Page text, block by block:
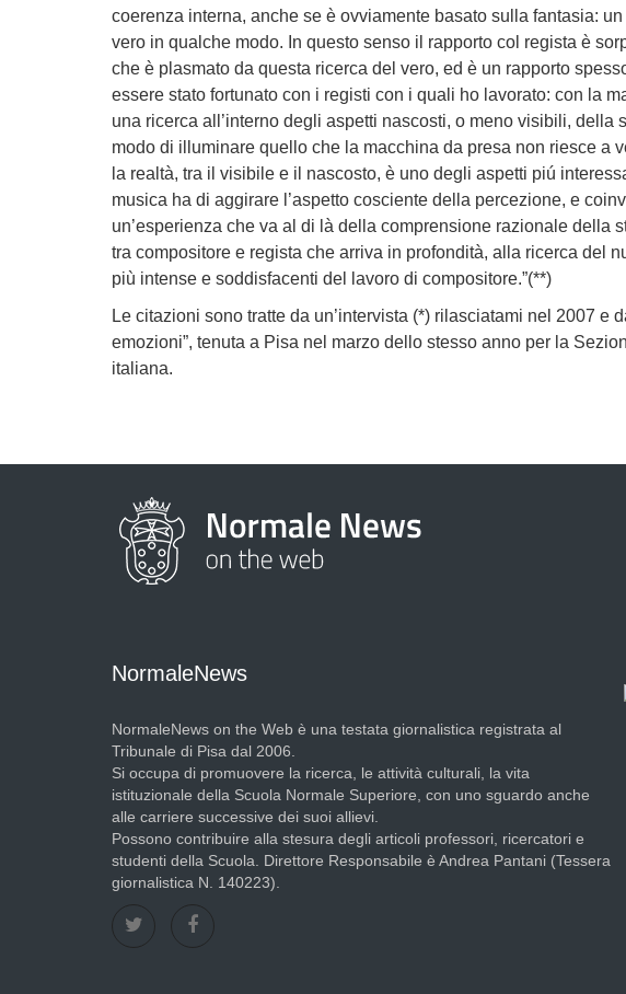
coerenza interna, anche se è ovviamente basato sulla fantasia:
vero in qualche modo. In questo senso il rapporto col regista è
che è plasmato da questa ricerca del vero, ed è un rapporto
essere stato fortunato con i registi con i quali ho lavorato: con la
una ricerca all’interno degli aspetti nascosti, o meno visibili, della
modo di illuminare quello che la macchina da presa non riesce a
la realtà, tra il visibile e il nascosto, è uno degli aspetti piú
musica ha di aggirare l’aspetto cosciente della percezione, e
un’esperienza che va al di là della comprensione razionale della
tra compositore e regista che arriva in profondità, alla ricerca del
più intense e soddisfacenti del lavoro di compositore.”(**)
Le citazioni sono tratte da un’intervista (*) rilasciatami nel 2007 e
emozioni”, tenuta a Pisa nel marzo dello stesso anno per la
italiana.
NormaleNews
NormaleNews on the Web è una testata giornalistica registrata al
Tribunale di Pisa dal 2006.
Si occupa di promuovere la ricerca, le attività culturali, la vita
istituzionale della Scuola Normale Superiore, con uno sguardo anche
alle carriere successive dei suoi allievi.
Possono contribuire alla stesura degli articoli professori, ricercatori e
studenti della Scuola. Direttore Responsabile è Andrea Pantani (Tessera
giornalistica N. 140223).